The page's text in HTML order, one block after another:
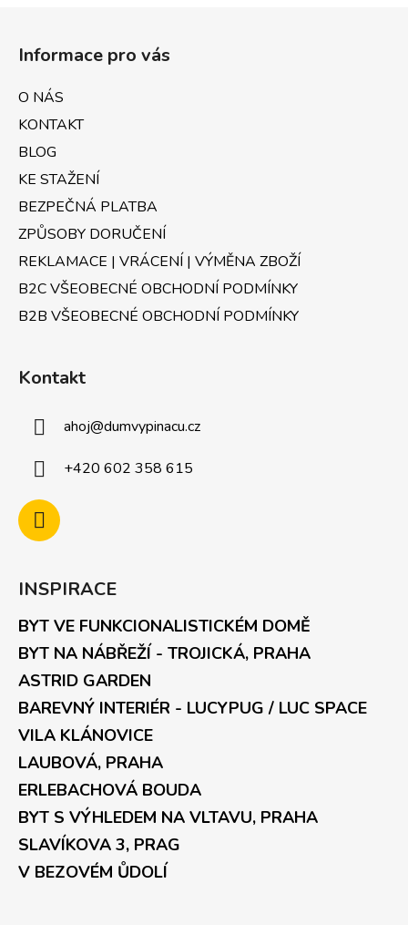
ý
p
i
s
Informace pro vás
O NÁS
KONTAKT
BLOG
KE STAŽENÍ
BEZPEČNÁ PLATBA
ZPŮSOBY DORUČENÍ
REKLAMACE | VRÁCENÍ | VÝMĚNA ZBOŽÍ
B2C VŠEOBECNÉ OBCHODNÍ PODMÍNKY
B2B VŠEOBECNÉ OBCHODNÍ PODMÍNKY
Kontakt
ahoj@dumvypinacu.cz
+420 602 358 615
INSPIRACE
BYT VE FUNKCIONALISTICKÉM DOMĚ
BYT NA NÁBŘEŽÍ - TROJICKÁ, PRAHA
ASTRID GARDEN
BAREVNÝ INTERIÉR - LUCYPUG / LUC SPACE
VILA KLÁNOVICE
LAUBOVÁ, PRAHA
ERLEBACHOVÁ BOUDA
BYT S VÝHLEDEM NA VLTAVU, PRAHA
SLAVÍKOVA 3, PRAG
V BEZOVÉM ŮDOLÍ